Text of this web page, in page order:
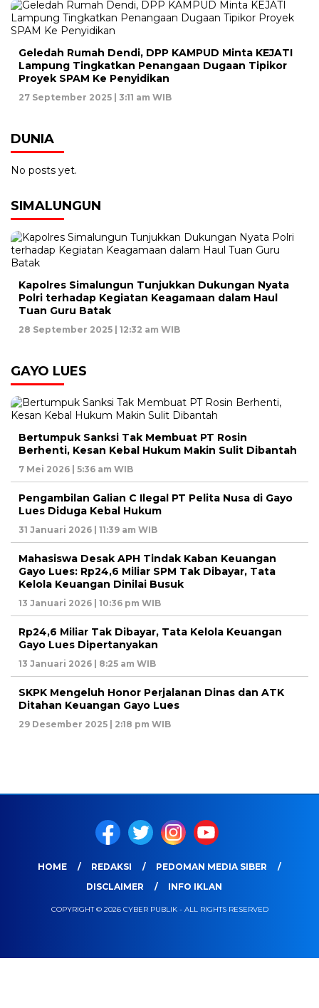
Geledah Rumah Dendi, DPP KAMPUD Minta KEJATI
Lampung Tingkatkan Penangaan Dugaan Tipikor
Proyek SPAM Ke Penyidikan
27 September 2025 | 3:11 am WIB
DUNIA
No posts yet.
SIMALUNGUN
Kapolres Simalungun Tunjukkan Dukungan Nyata
Polri terhadap Kegiatan Keagamaan dalam Haul
Tuan Guru Batak
28 September 2025 | 12:32 am WIB
GAYO LUES
Bertumpuk Sanksi Tak Membuat PT Rosin
Berhenti, Kesan Kebal Hukum Makin Sulit Dibantah
7 Mei 2026 | 5:36 am WIB
Pengambilan Galian C Ilegal PT Pelita Nusa di Gayo
Lues Diduga Kebal Hukum
31 Januari 2026 | 11:39 am WIB
Mahasiswa Desak APH Tindak Kaban Keuangan
Gayo Lues: Rp24,6 Miliar SPM Tak Dibayar, Tata
Kelola Keuangan Dinilai Busuk
13 Januari 2026 | 10:36 pm WIB
Rp24,6 Miliar Tak Dibayar, Tata Kelola Keuangan
Gayo Lues Dipertanyakan
13 Januari 2026 | 8:25 am WIB
SKPK Mengeluh Honor Perjalanan Dinas dan ATK
Ditahan Keuangan Gayo Lues
29 Desember 2025 | 2:18 pm WIB
HOME REDAKSI
PEDOMAN MEDIA SIBER
DISCLAIMER
INFO IKLAN
COPYRIGHT © 2026 CYBER PUBLIK - ALL RIGHTS RESERVED